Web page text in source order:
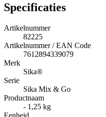
Specificaties
Artikelnummer
82225
Artikelnummer / EAN Code
7612894339079
Merk
Sika®
Serie
Sika Mix & Go
Productnaam
- 1,25 kg
Eenheid